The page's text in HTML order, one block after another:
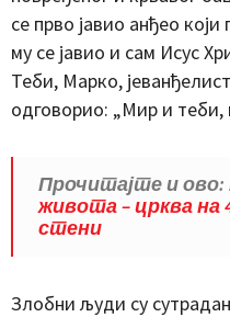
се прво јавио анђео
му се јавио и сам Исус
Теби, Марко,
одговорио: „Мир и теби,
Прочитајте и ово:
живота – црква на
стени
Злобни људи су